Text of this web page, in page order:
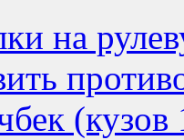
на
(кузов